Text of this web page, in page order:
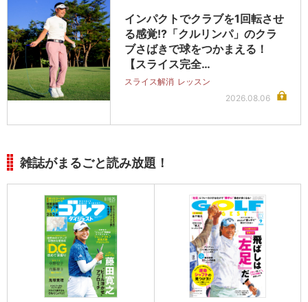
インパクトでクラブを1回転させ
る感覚!?「クルリンパ」のクラ
ブさばきで球をつかまえる！
【スライス完全…
スライス解消 レッスン
2026.08.06
雑誌がまるごと読み放題！